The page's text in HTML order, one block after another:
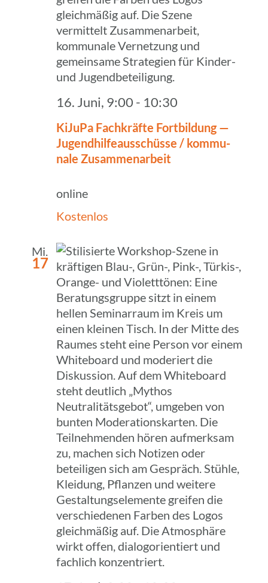
KiJuPa Fach­kräfte Fort­bil­dung —
Jugend­hil­fe­aus­schüsse / kommu­
nale Zusammenarbeit
16. Juni, 9:00 - 10:30
online
Kostenlos
Mi.
17